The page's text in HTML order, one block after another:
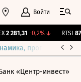
Войти
2 281,31 -0,2%↓ RTSI
прогнозы
«Центр-инвест»